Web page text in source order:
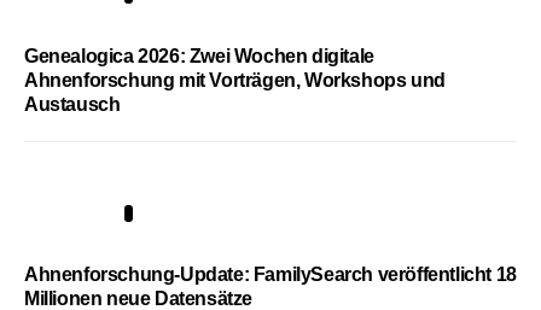
Genealogica 2026: Zwei Wochen digitale
Ahnenforschung mit Vorträgen, Workshops und
Austausch
Ahnenforschung-Update: FamilySearch veröffentlicht 18
Millionen neue Datensätze